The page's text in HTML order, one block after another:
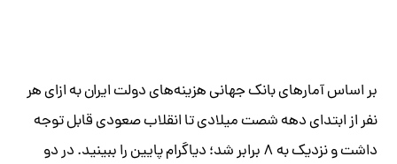
بر اساس آمارهای بانک جهانی هزینه‌های دولت ایران به ازای هر
نفر از ابتدای دهه شصت میلادی تا انقلاب صعودی قابل توجه
داشت و نزدیک به ۸ برابر شد؛ دیاگرام پایین را ببینید.
در دو